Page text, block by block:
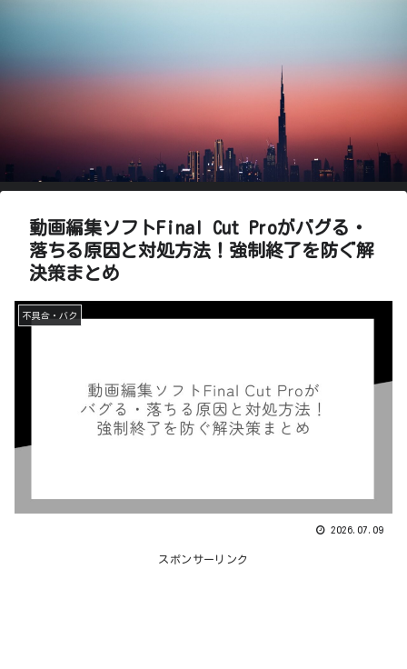
動画編集ソフトFinal Cut Proがバグる・
落ちる原因と対処方法！強制終了を防ぐ解
決策まとめ
不具合・バク
2026.07.09
スポンサーリンク